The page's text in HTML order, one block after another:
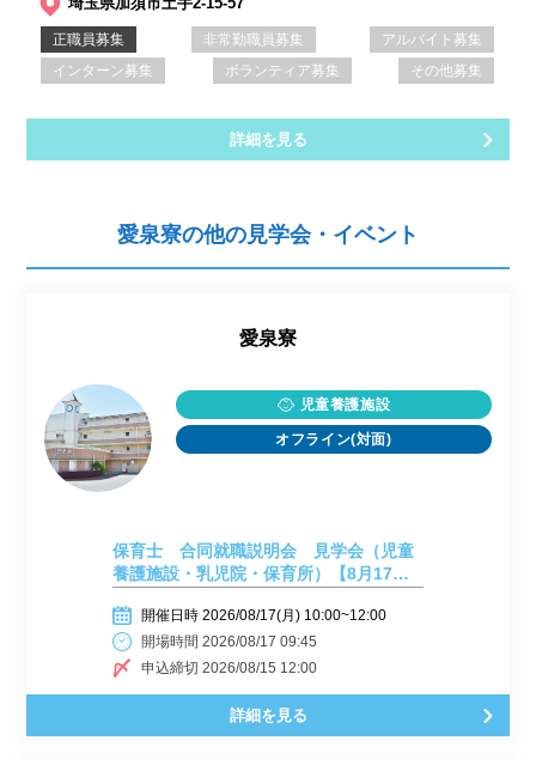
正職員募集 非常勤職員募集
アルバイト募集
インターン募集
ボランティア募集 その他募集
詳細を見る
愛泉寮の他の見学会・イベント
愛泉寮
児童養護施設
オフライン(対面)
保育士 合同就職説明会 見学会（児童
養護施設・乳児院・保育所）【8月17日
開催日時 2026/08/17(月) 10:00~12:00
開場時間 2026/08/17 09:45
申込締切 2026/08/15 12:00
詳細を見る